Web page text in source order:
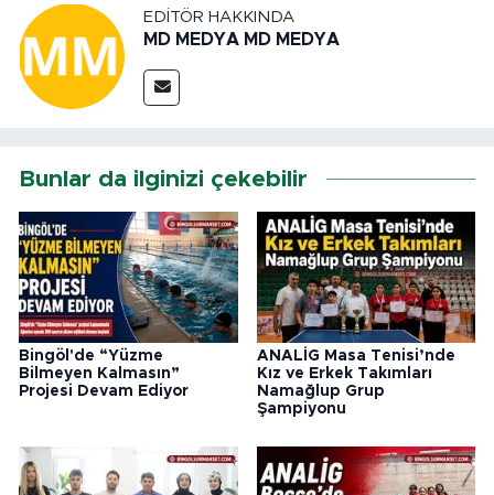
EDITÖR HAKKINDA
MD MEDYA MD MEDYA
Bunlar da ilginizi çekebilir
Bingöl'de “Yüzme
Bilmeyen Kalmasın”
Projesi Devam Ediyor
ANALİG Masa Tenisi’nde
Kız ve Erkek Takımları
Namağlup Grup
Şampiyonu